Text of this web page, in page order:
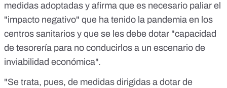
medidas adoptadas y afirma que es necesario paliar el
"impacto negativo" que ha tenido la pandemia en los
centros sanitarios y que se les debe dotar "capacidad
de tesorería para no conducirlos a un escenario de
inviabilidad económica".
"Se trata, pues, de medidas dirigidas a dotar de